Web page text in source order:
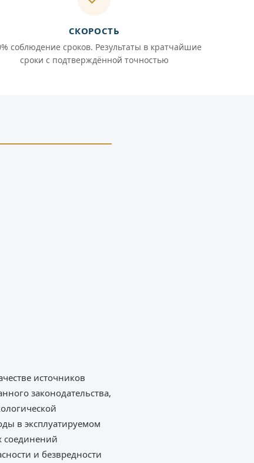
СКОРОСТЬ
соблюдение сроков. Результаты в кратчайшие
сроки с подтверждённой точностью
источников
законодательства,
в эксплуатируемом
соединений
и безвредности